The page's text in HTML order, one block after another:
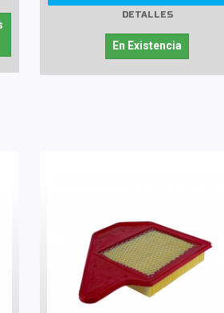
DETALLES
En Existencia